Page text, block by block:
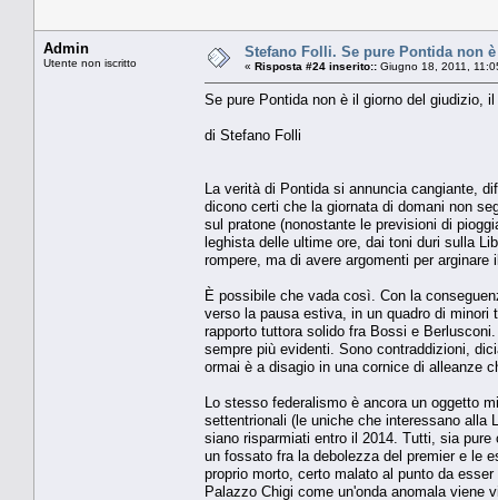
Admin
Utente non iscritto
Stefano Folli. Se pure Pontida non
« Risposta #24 inserito:: Giugno 18, 2011,
Se pure Pontida non è il giorno del giudizio,
di Stefano Folli
La verità di Pontida si annuncia cangiante,
dicono certi che la giornata di domani non
sul pratone (nonostante le previsioni di
leghista delle ultime ore, dai toni duri sulla
rompere, ma di avere argomenti per arginare
È possibile che vada così. Con la
verso la pausa estiva, in un quadro di minori
rapporto tuttora solido fra Bossi e
sempre più evidenti. Sono contraddizioni,
ormai è a disagio in una cornice di alleanze
Lo stesso federalismo è ancora un oggetto
settentrionali (le uniche che interessano alla
siano risparmiati entro il 2014. Tutti, sia
un fossato fra la debolezza del premier e le
proprio morto, certo malato al punto da
Palazzo Chigi come un'onda anomala viene